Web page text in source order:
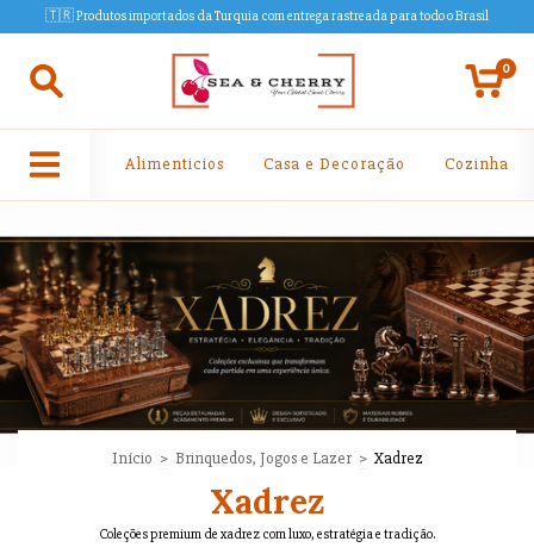
🇹🇷 Produtos importados da Turquia com entrega rastreada para todo o Brasil
0
Alimenticios Casa e Decoração Cozinha
Início > Brinquedos, Jogos e Lazer > Xadrez
Xadrez
Coleções premium de xadrez com luxo, estratégia e tradição.